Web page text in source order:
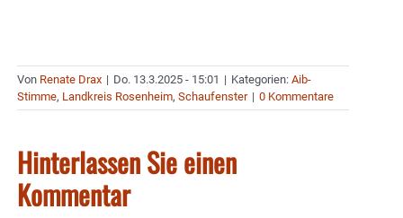
Von Renate Drax | Do. 13.3.2025 - 15:01 | Kategorien: Aib-
Stimme, Landkreis Rosenheim, Schaufenster | 0 Kommentare
Hinterlassen Sie einen
Kommentar